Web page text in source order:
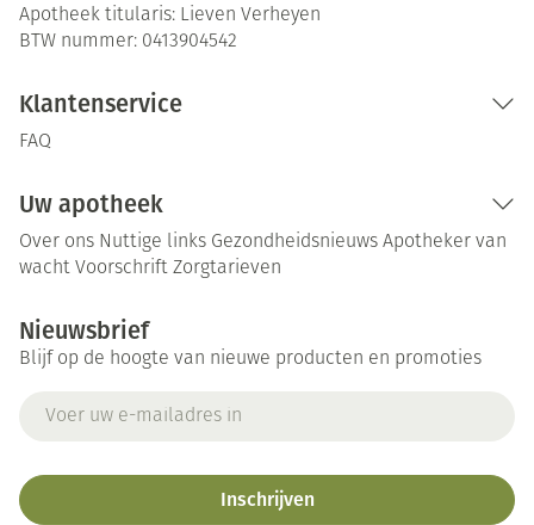
Apotheek titularis: Lieven Verheyen
BTW nummer: 0413904542
Klantenservice
FAQ
Uw apotheek
Over ons Nuttige links Gezondheidsnieuws Apotheker van
wacht Voorschrift Zorgtarieven
Nieuwsbrief
Blijf op de hoogte van nieuwe producten en promoties
Inschrijven